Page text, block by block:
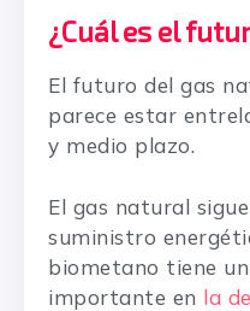
¿Cuál es el
El futuro del gas
parece estar
y medio plazo.
El gas natural
suministro
biometano tiene
importante en la